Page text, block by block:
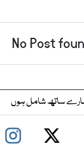
No Post
ساتھ شامل ہوں